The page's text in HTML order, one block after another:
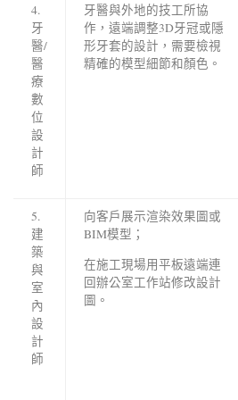
4.
牙
醫/
醫
療
數
位
設
計
師
牙醫與外地的技工所協
作，遠端調整3D牙冠或隱
形牙套的設計，需要檢視
精確的模型細節和顏色。
5.
建
築
與
室
內
設
計
師
向客戶展示渲染效果圖或
BIM模型；
在施工現場用平板遠端連
回辦公室工作站修改設計
圖。